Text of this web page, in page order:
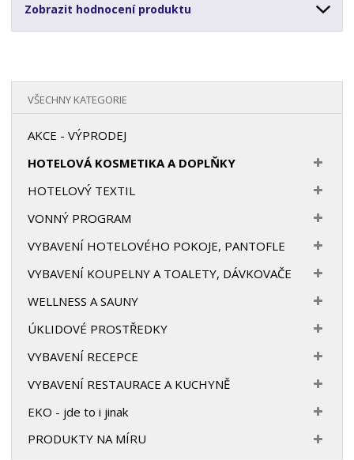
Zobrazit hodnocení produktu
VŠECHNY KATEGORIE
AKCE - VÝPRODEJ
HOTELOVÁ KOSMETIKA A DOPLŇKY
HOTELOVÝ TEXTIL
VONNÝ PROGRAM
VYBAVENÍ HOTELOVÉHO POKOJE, PANTOFLE
VYBAVENÍ KOUPELNY A TOALETY, DÁVKOVAČE
WELLNESS A SAUNY
ÚKLIDOVÉ PROSTŘEDKY
VYBAVENÍ RECEPCE
VYBAVENÍ RESTAURACE A KUCHYNĚ
EKO - jde to i jinak
PRODUKTY NA MÍRU